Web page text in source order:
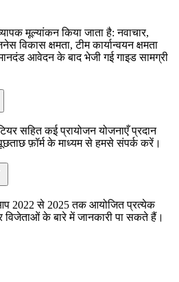
मूल्यांकन किया जाता है: नवाचार,
विकास क्षमता, टीम कार्यान्वयन क्षमता
आवेदन के बाद भेजी गई गाइड सामग्री
सहित कई प्रायोजन योजनाएँ प्रदान
फ़ॉर्म के माध्यम से हमसे संपर्क करें।
2022 से 2025 तक आयोजित प्रत्येक
के बारे में जानकारी पा सकते हैं।